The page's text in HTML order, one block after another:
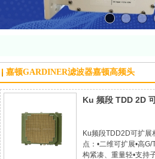
嘉顿GARDINER滤波器嘉顿高频头
Ku 频段 TDD 2D
Ku频段TDD2D可扩展
点：•二维可扩展•高
构紧凑、重量轻•支持